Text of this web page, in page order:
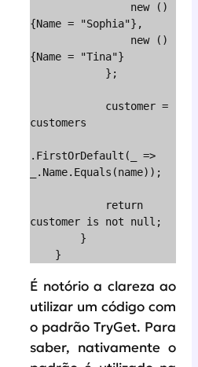
{Name = "Sophia"},
{Name = "Tina"}
customers
.FirstOrDefault(_ =>
_.Name.Equals(name));
customer is not null;
    }
É notório a clareza ao
utilizar um código com
o padrão TryGet. Para
saber, nativamente o